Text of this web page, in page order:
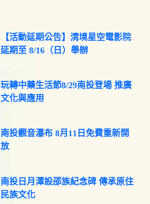
【活動延期公告】清境星空電影院
延期至 8/16（日）舉辦
玩轉中藥生活節8/29南投登場 推廣
文化與應用
南投觀音瀑布 8月11日免費重新開
放
南投日月潭設邵族紀念碑 傳承原住
民族文化